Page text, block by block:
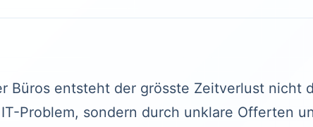
Büros entsteht der grösste Zeitverlust nicht
Problem, sondern durch unklare Offerten